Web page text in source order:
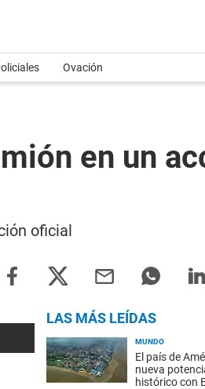
Ovación
en un
oficial
LAS MÁS LEÍDAS
MUNDO
El país de
nueva
histórico con